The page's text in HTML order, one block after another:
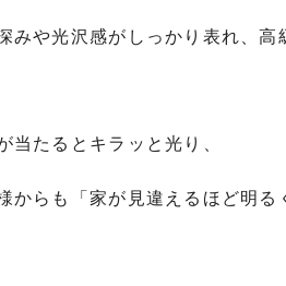
みや光沢感がしっかり表れ、高
当たるとキラッと光り、
からも「家が見違えるほど明